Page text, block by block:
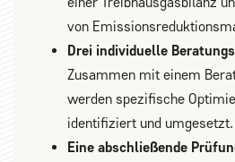
von
Drei individuelle
Zusammen mit einem
werden spezifische
identifiziert und umgesetzt.
Eine abschließende